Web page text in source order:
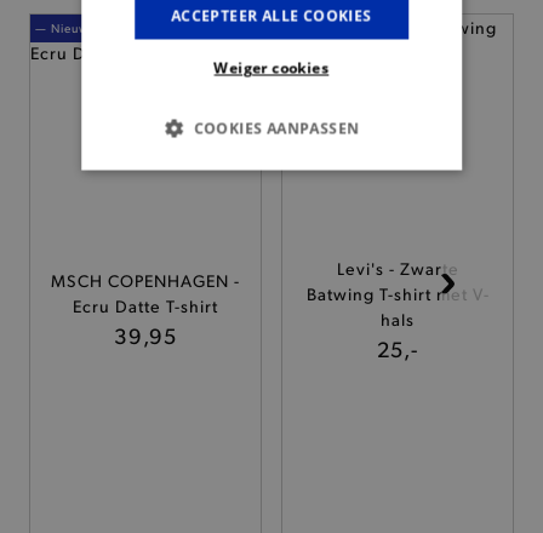
— Nieuw
MSCH COPENHAGEN -
Ecru Datte T-shirt
39,95
Levi's - Zwarte
Batwing T-shirt met V-
hals
25,-
ACCEPTEER ALLE COOKIES
Weiger cookies
COOKIES AANPASSEN
BASIS COOKIES
TARGETING
FUNCTIONALITEIT